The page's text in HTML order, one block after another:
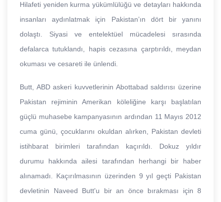
Hilafeti yeniden kurma yükümlülüğü ve detayları hakkında
insanları aydınlatmak için Pakistan’ın dört bir yanını
dolaştı. Siyasi ve entelektüel mücadelesi sırasında
defalarca tutuklandı, hapis cezasına çarptırıldı, meydan
okuması ve cesareti ile ünlendi.
Butt, ABD askeri kuvvetlerinin Abottabad saldırısı üzerine
Pakistan rejiminin Amerikan köleliğine karşı başlatılan
güçlü muhasebe kampanyasının ardından 11 Mayıs 2012
cuma günü, çocuklarını okuldan alırken, Pakistan devleti
istihbarat birimleri tarafından kaçırıldı. Dokuz yıldır
durumu hakkında ailesi tarafından herhangi bir haber
alınamadı. Kaçırılmasının üzerinden 9 yıl geçti Pakistan
devletinin Naveed Butt'u bir an önce bırakması için 8